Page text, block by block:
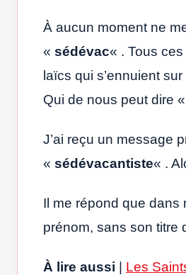
À aucun moment ne
« sédévac« . Tous
laïcs qui s’ennuient
Qui de nous peut dire «
J’ai reçu un message
« sédévacantiste« .
Il me répond que dans
prénom, sans son titre
À lire aussi | Les